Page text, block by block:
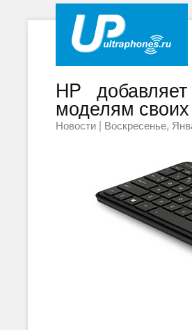
HP
моделям
Новости | Воскресенье,